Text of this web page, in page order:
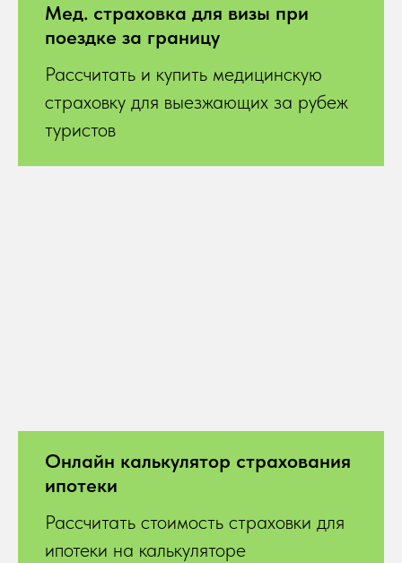
Мед. страховка для визы при
поездке за границу
Рассчитать и купить медицинскую
страховку для выезжающих за рубеж
туристов
Онлайн калькулятор страхования
ипотеки
Рассчитать стоимость страховки для
ипотеки на калькуляторе